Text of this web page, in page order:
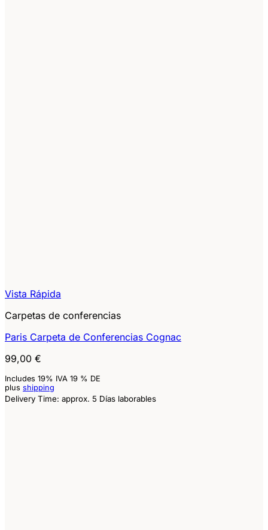
Vista Rápida
Carpetas de conferencias
Paris Carpeta de Conferencias Cognac
99,00 €
Includes 19% IVA 19 % DE
plus shipping
Delivery Time: approx. 5 Días laborables